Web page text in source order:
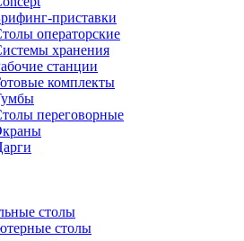
приставки
операторские
хранения
станции
комплекты
переговорные
столы
столы